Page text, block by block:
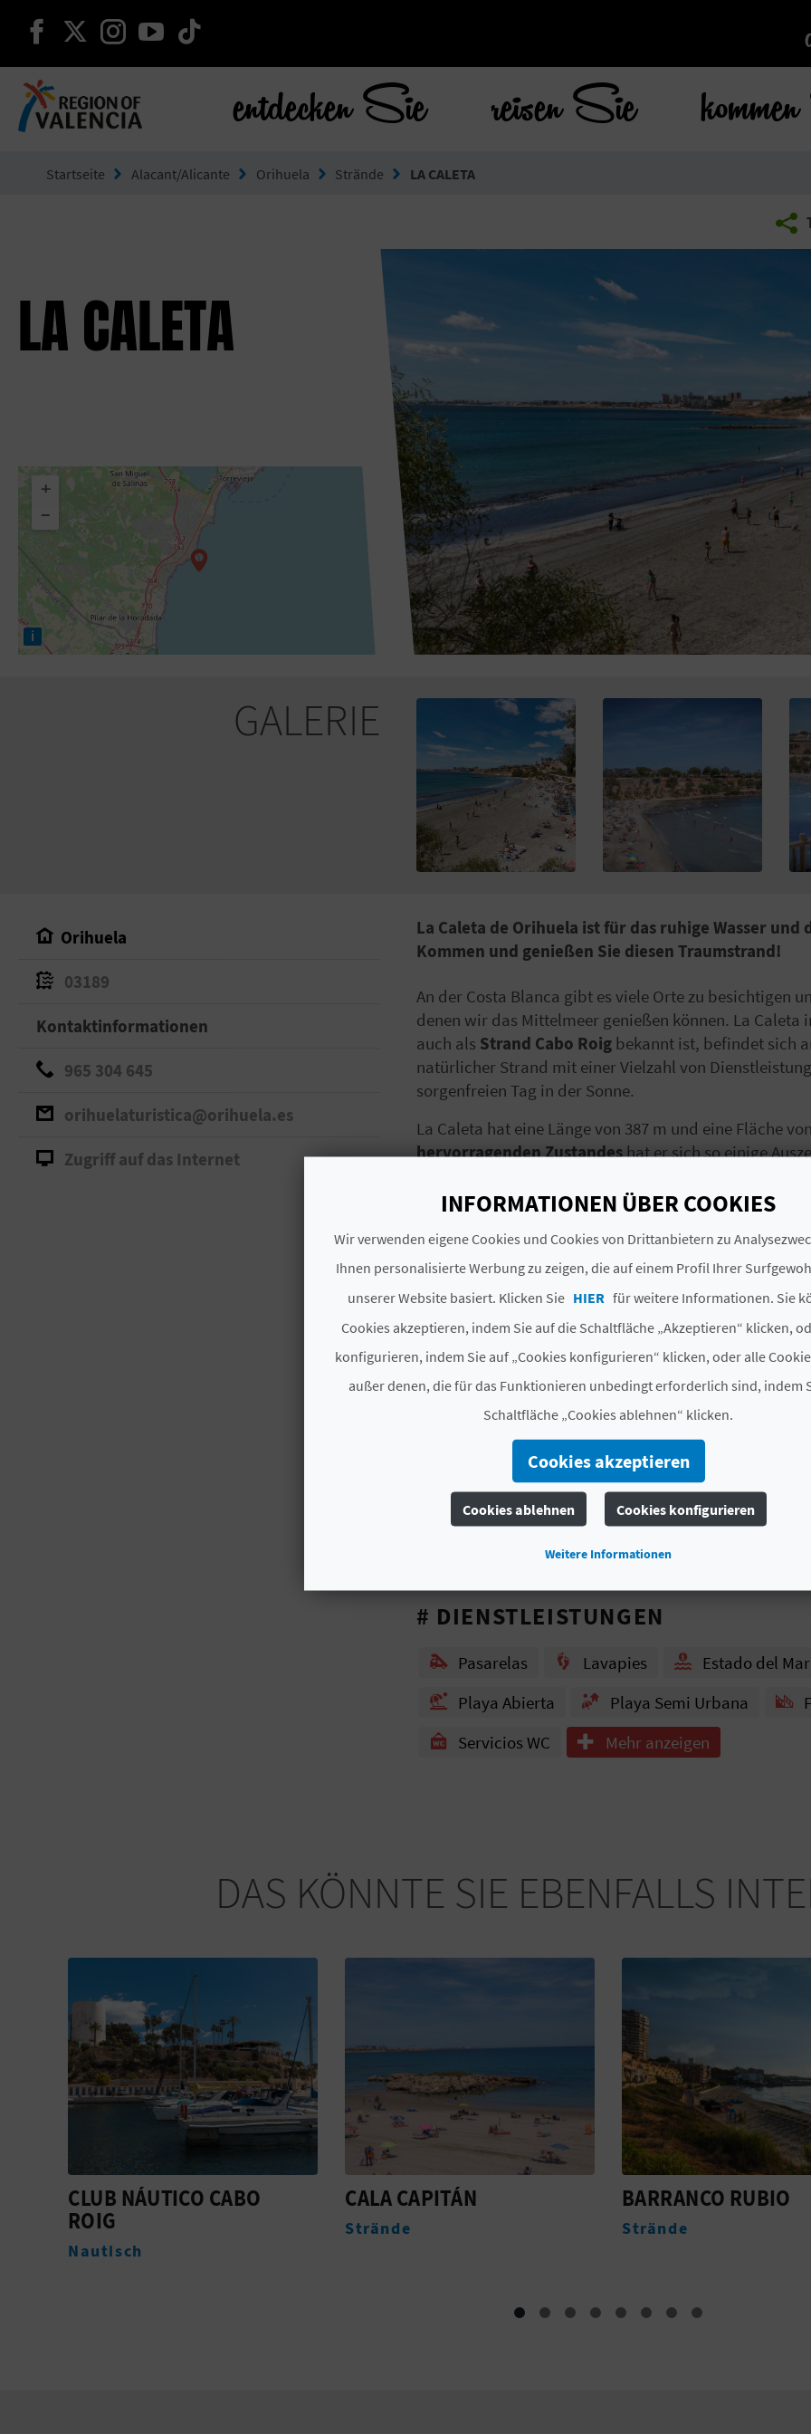
weiter auf facebook
weiter auf twitter
weiter auf instagram
weiter auf youtube
entdecken Sie reisen Sie
Startseite Alacant/Alicante Orihuela Strände LA CALETA
LA CALETA
+
−
i
GALERIE
Orihuela
03189
Kontaktinformationen
965 304 645
orihuelaturistica@orihuela.es
Zugriff auf das Internet
La Caleta de Orihuela ist für das ruhige Wasser
Kommen und genießen Sie diesen Traumstrand!
An der Costa Blanca gibt es viele Orte zu besichtigen
denen wir das Mittelmeer genießen können. La Caleta
auch als Strand Cabo Roig bekannt ist, befindet sich
natürlicher Strand mit einer Vielzahl von
sorgenfreien Tag in der Sonne.
La Caleta hat eine Länge von 387 m und eine Fläche
hervorragenden Zustandeshat er sich so einige
Das Wasser an diesem Strand ist sehr ruhig, denn
Felswände. Ideale Bedingungen also, um denStrand
einer sicheren Umgebung spielen zu lassen.
Die Bucht ist zudem sehr gut ausgestattet: es gibt
Sommersaison, Fußbäder, eineStrandbar, einen
mit
für Personen mit funktionellen Behinderungen.
Wenn Sie die mediterrane Küche mögen, sollten Sie
Strand nehmen. Dieser Strand hat einfach alles, Sie
sehen, der zum Kulturgut erklärt wurde!
QUALITÄTS- UND UMWELTZERTIFIKATE
# DIENSTLEISTUNGEN
Pasarelas Lavapies Estado del Mar
Playa Abierta
Playa Semi Urbana
Servicios WC
Mehr anzeigen
DAS KÖNNTE SIE EBENFALLS
CALA CAPITÁN
Strände
BARRANCO RUBIO
Strände
CALA BOSQUE
Strände
INFORMATIONEN ÜBER COOKIES
Wir verwenden eigene Cookies und Cookies von Drittanbietern zu
Ihnen personalisierte Werbung zu zeigen, die auf einem Profil Ihrer
unserer Website basiert. Klicken Sie HIER für weitere Informationen. Sie
Cookies akzeptieren, indem Sie auf die Schaltfläche „Akzeptieren“ klicken,
konfigurieren, indem Sie auf „Cookies konfigurieren“ klicken, oder alle
außer denen, die für das Funktionieren unbedingt erforderlich sind, indem
Schaltfläche „Cookies ablehnen“ klicken.
Cookies akzeptieren
Cookies ablehnen Cookies konfigurieren
Weitere Informationen